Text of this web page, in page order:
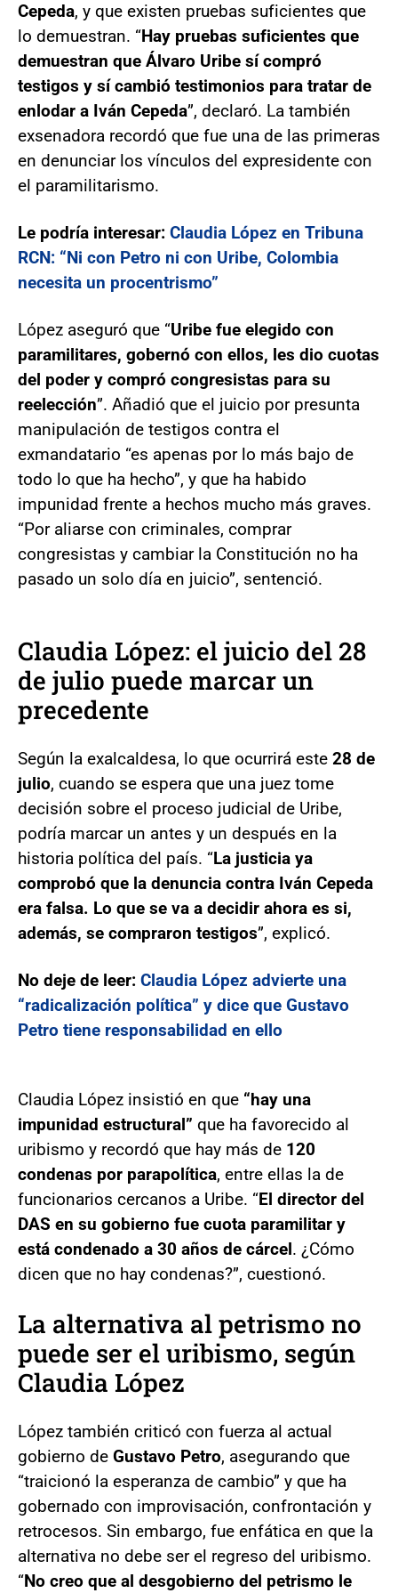
Cepeda, y que existen pruebas suficientes que
lo demuestran. “Hay pruebas suficientes que
demuestran que Álvaro Uribe sí compró
testigos y sí cambió testimonios para tratar de
enlodar a Iván Cepeda”, declaró. La también
exsenadora recordó que fue una de las primeras
en denunciar los vínculos del expresidente con
el paramilitarismo.
Le podría interesar: Claudia López en Tribuna
RCN: “Ni con Petro ni con Uribe, Colombia
necesita un procentrismo”
López aseguró que “Uribe fue elegido con
paramilitares, gobernó con ellos, les dio cuotas
del poder y compró congresistas para su
reelección”. Añadió que el juicio por presunta
manipulación de testigos contra el
exmandatario “es apenas por lo más bajo de
todo lo que ha hecho”, y que ha habido
impunidad frente a hechos mucho más graves.
“Por aliarse con criminales, comprar
congresistas y cambiar la Constitución no ha
pasado un solo día en juicio”, sentenció.
Claudia López: el juicio del 28
de julio puede marcar un
precedente
Según la exalcaldesa, lo que ocurrirá este 28 de
julio, cuando se espera que una juez tome
decisión sobre el proceso judicial de Uribe,
podría marcar un antes y un después en la
historia política del país. “La justicia ya
comprobó que la denuncia contra Iván Cepeda
era falsa. Lo que se va a decidir ahora es si,
además, se compraron testigos”, explicó.
No deje de leer: Claudia López advierte una
“radicalización política” y dice que Gustavo
Petro tiene responsabilidad en ello
Claudia López insistió en que “hay una
impunidad estructural” que ha favorecido al
uribismo y recordó que hay más de 120
condenas por parapolítica, entre ellas la de
funcionarios cercanos a Uribe. “El director del
DAS en su gobierno fue cuota paramilitar y
está condenado a 30 años de cárcel. ¿Cómo
dicen que no hay condenas?”, cuestionó.
La alternativa al petrismo no
puede ser el uribismo, según
Claudia López
López también criticó con fuerza al actual
gobierno de Gustavo Petro, asegurando que
“traicionó la esperanza de cambio” y que ha
gobernado con improvisación, confrontación y
retrocesos. Sin embargo, fue enfática en que la
alternativa no debe ser el regreso del uribismo.
“No creo que al desgobierno del petrismo le